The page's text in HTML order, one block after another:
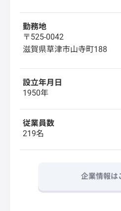
勤務地
〒525-0042
滋賀県草津市山寺町188
設立年月日
1950年
従業員数
219名
企業情報は